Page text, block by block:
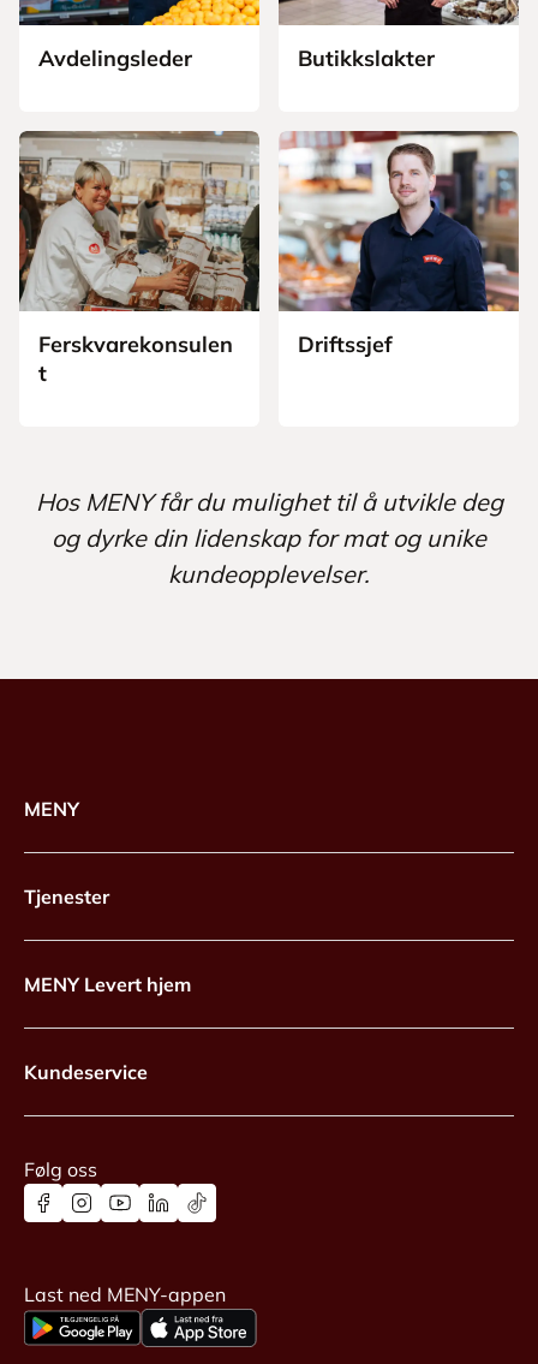
Avdelingsleder Butikkslakter
Ferskvarekonsulen
t
Driftssjef
Hos MENY får du mulighet til å utvikle deg
og dyrke din lidenskap for mat og unike
kundeopplevelser.
MENY
Tjenester
MENY Levert hjem
Kundeservice
Følg oss
Last ned MENY-appen